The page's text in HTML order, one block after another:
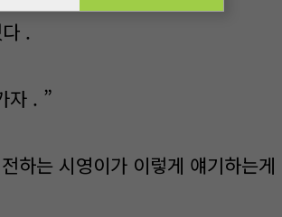
.
자 . ”
하는 시영이가 이렇게 얘기하는게